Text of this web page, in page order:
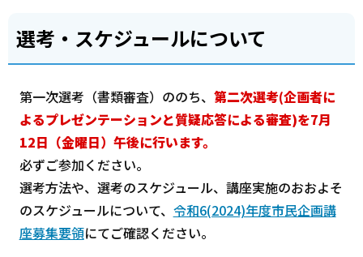
選考・スケジュールについて
第一次選考（書類審査）ののち、 第二次選考(企画者に
よるプレゼンテーションと質疑応答による審査)を7月
12日（金曜日）午後に行います。
必ずご参加ください。
選考方法や、選考のスケジュール、講座実施のおおよそ
のスケジュールについて、 令和6(2024)年度市民企画講
座募集要領にてご確認ください。